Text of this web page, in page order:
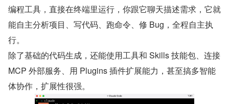
编程工具，直接在终端里运行，你跟它聊天描述需求，它就
能自主分析项目、写代码、跑命令、修 Bug，全程自主执
行。
除了基础的代码生成，还能使用工具和 Skills 技能包、连接
MCP 外部服务、用 Plugins 插件扩展能力，甚至搞多智能
体协作，扩展性很强。